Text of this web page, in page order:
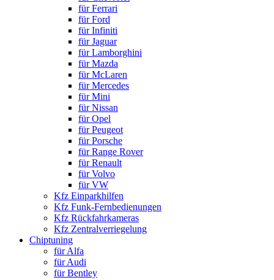
für Ferrari
für Ford
für Infiniti
für Jaguar
für Lamborghini
für Mazda
für McLaren
für Mercedes
für Mini
für Nissan
für Opel
für Peugeot
für Porsche
für Range Rover
für Renault
für Volvo
für VW
Kfz Einparkhilfen
Kfz Funk-Fernbedienungen
Kfz Rückfahrkameras
Kfz Zentralverriegelung
Chiptuning
für Alfa
für Audi
für Bentley